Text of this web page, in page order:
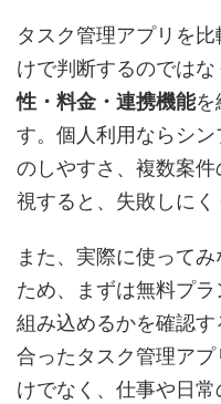
タスク管理アプリを
けで判断するのではな
性・料金・連携機能を
す。個人利用ならシ
のしやすさ、複数案
視すると、失敗しにく
また、実際に使って
ため、まずは無料プ
組み込めるかを確認
合ったタスク管理ア
けでなく、仕事や日常